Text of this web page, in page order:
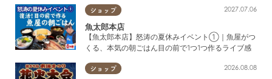
ショップ 2027.07.06
魚太郎本店
【魚太郎本店】怒涛の夏休みイベント①｜魚屋がつ
くる、本気の朝ごはん目の前で1つ1つ作るライブ感
ショップ 2026.08.08